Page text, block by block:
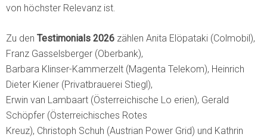
von höchster Relevanz ist.
Zu den Testimonials 2026 zählen Anita Elöpataki (Colmobil),
Franz Gasselsberger (Oberbank),
Barbara Klinser-Kammerzelt (Magenta Telekom), Heinrich
Dieter Kiener (Privatbrauerei Stiegl),
Erwin van Lambaart (Österreichische Lo erien), Gerald
Schöpfer (Österreichisches Rotes
Kreuz), Christoph Schuh (Austrian Power Grid) und Kathrin